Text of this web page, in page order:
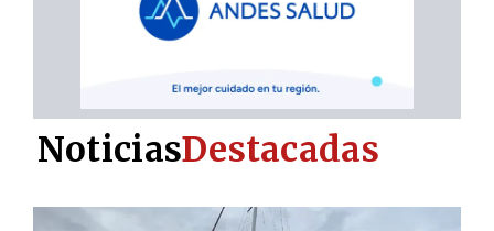
NoticiasDestacadas